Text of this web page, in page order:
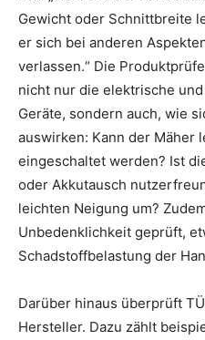
Gewicht oder Schnittbreite
er sich bei anderen
verlassen.“ Die
nicht nur die elektrische
Geräte, sondern auch, wie
auswirken: Kann der Mäher
eingeschaltet werden? Ist
oder Akkutausch
leichten Neigung um?
Unbedenklichkeit geprüft,
Schadstoffbelastung der
Darüber hinaus überprüft
Hersteller. Dazu zählt